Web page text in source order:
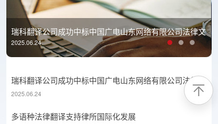
瑞科翻译公司成功中标中国广电山东网络有限公司法律文
书翻译项目并顺利交付
2025.06.24
瑞科翻译公司成功中标中国广电山东网络有限公司法律文
书翻译项目并顺利交付
2025.06.24
多语种法律翻译支持律所国际化发展